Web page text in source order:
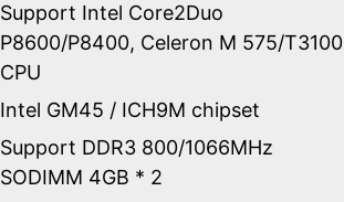
Support Intel Core2Duo
P8600/P8400, Celeron M 575/T3100
CPU
Intel GM45 / ICH9M chipset
Support DDR3 800/1066MHz
SODIMM 4GB * 2